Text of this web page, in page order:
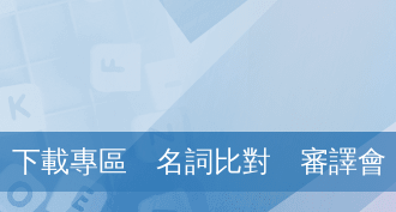
下載專區 名詞比對 審譯會